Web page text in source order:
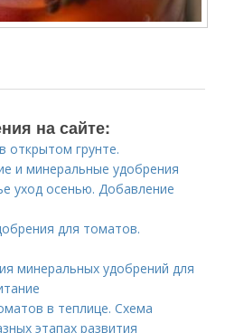
на сайте:
открытом грунте.
и минеральные удобрения
уход осенью. Добавление
для томатов.
минеральных удобрений для
в теплице. Схема
этапах развития